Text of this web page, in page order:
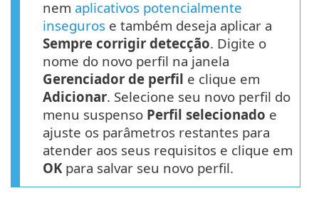
nem aplicativos potencialmente
inseguros e também deseja aplicar a
Sempre corrigir detecção. Digite o
nome do novo perfil na janela
Gerenciador de perfil e clique em
Adicionar. Selecione seu novo perfil do
menu suspenso Perfil selecionado e
ajuste os parâmetros restantes para
atender aos seus requisitos e clique em
OK para salvar seu novo perfil.